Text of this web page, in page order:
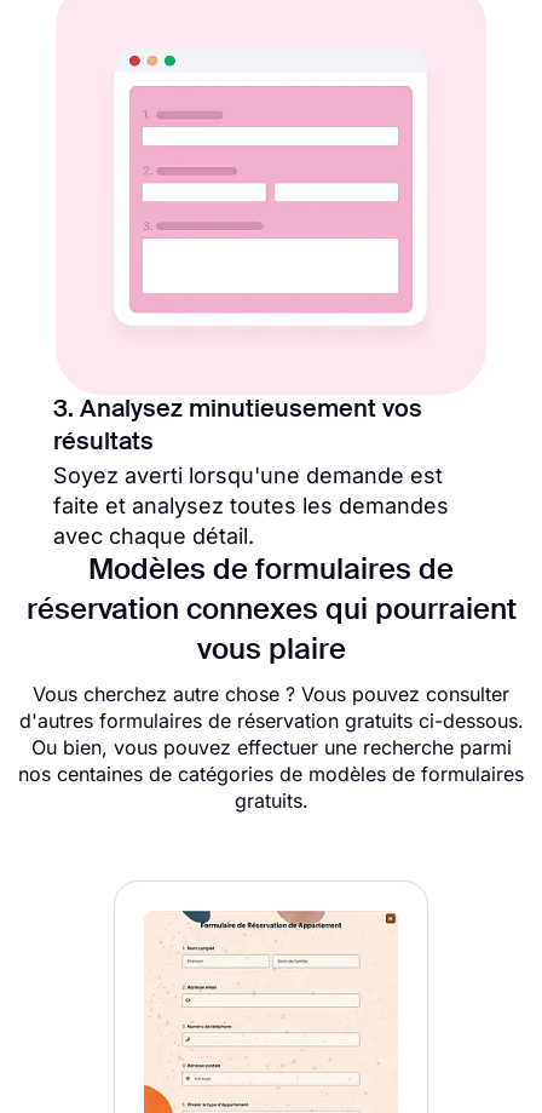
3. Analysez minutieusement vos
résultats
Soyez averti lorsqu'une demande est
faite et analysez toutes les demandes
avec chaque détail.
Modèles de formulaires de
réservation connexes qui pourraient
vous plaire
Vous cherchez autre chose ? Vous pouvez consulter
d'autres formulaires de réservation gratuits ci-dessous.
Ou bien, vous pouvez effectuer une recherche parmi
nos centaines de catégories de modèles de formulaires
gratuits.